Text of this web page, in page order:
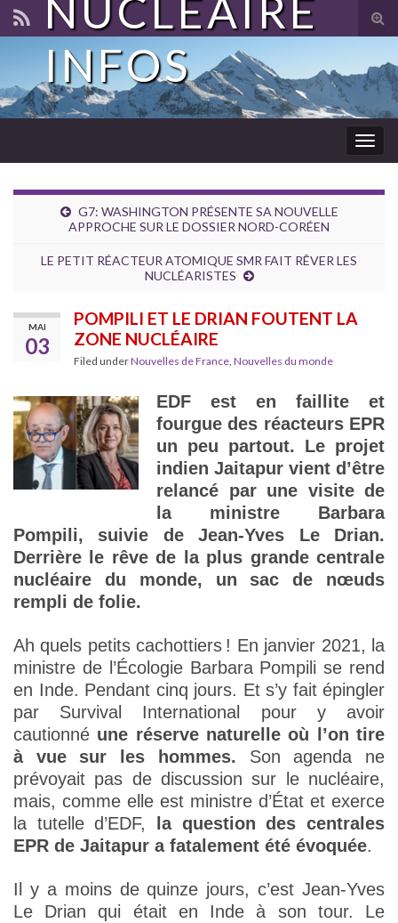
NUCLÉAIRE
INFOS
G7: WASHINGTON PRÉSENTE SA NOUVELLE
APPROCHE SUR LE DOSSIER NORD-CORÉEN
LE PETIT RÉACTEUR ATOMIQUE SMR FAIT RÊVER LES
NUCLÉARISTES
MAI
03
POMPILI ET LE DRIAN FOUTENT LA
ZONE NUCLÉAIRE
Filed underNouvelles de France, Nouvelles du monde
EDF est en faillite et
fourgue des réacteurs EPR
un peu partout. Le projet
indien Jaitapur vient d’être
relancé par une visite de
la ministre Barbara
Pompili, suivie de Jean-Yves Le Drian.
Derrière le rêve de la plus grande centrale
nucléaire du monde, un sac de nœuds
rempli de folie.
Ah quels petits cachottiers ! En janvier 2021, la
ministre de l’Écologie Barbara Pompili se rend
en Inde. Pendant cinq jours. Et s’y fait épingler
par Survival International pour y avoir
cautionné une réserve naturelle où l’on tire
à vue sur les hommes. Son agenda ne
prévoyait pas de discussion sur le nucléaire,
mais, comme elle est ministre d’État et exerce
la tutelle d’EDF,
la question des centrales
EPR de Jaitapur a fatalement été évoquée.
Il y a moins de quinze jours, c’est Jean-Yves
Le Drian qui était en Inde à son tour. Le